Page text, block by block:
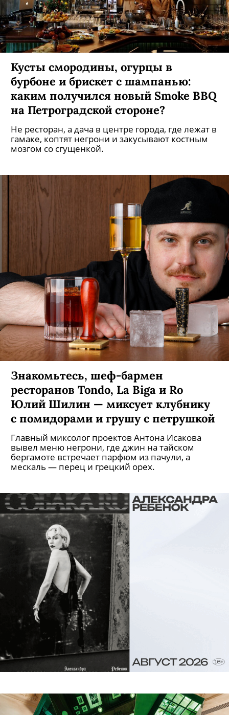
Кусты смородины, огурцы в
бурбоне и брискет с шампанью:
каким получился новый Smoke BBQ
на Петроградской стороне?
Не ресторан, а дача в центре города, где лежат в
гамаке, коптят негрони и закусывают костным
мозгом со сгущенкой.
Знакомьтесь, шеф-бармен
ресторанов Tondo, La Biga и Ro
Юлий Шилин — миксует клубнику
с помидорами и грушу с петрушкой
Главный миксолог проектов Антона Исакова
вывел меню негрони, где джин на тайском
бергамоте встречает парфюм из пачули, а
мескаль — перец и грецкий орех.